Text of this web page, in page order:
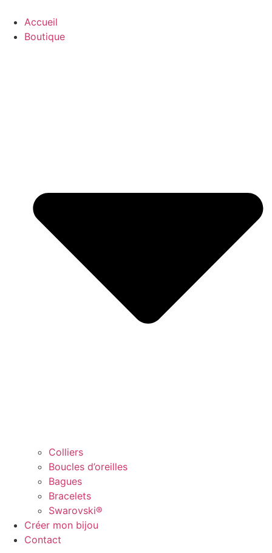
Accueil
Boutique
Colliers
Boucles d’oreilles
Bagues
Bracelets
Swarovski®
Créer mon bijou
Contact